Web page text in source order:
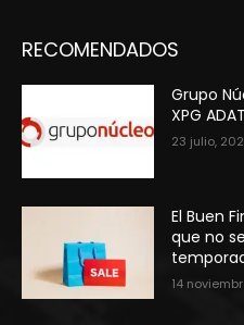
RECOMENDADOS
Grupo
XPG
23 julio,
El Buen
que no
14